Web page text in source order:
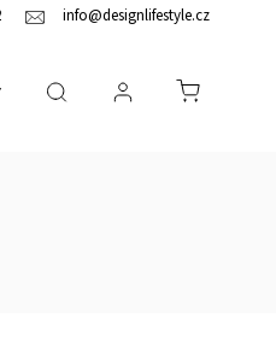
info@designlifestyle.cz